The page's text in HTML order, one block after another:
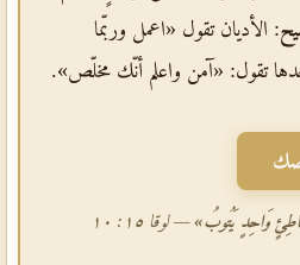
: الأديان تقول «اعمل وربّما
تقول: «آمن واعلم أنّك مخلّص».
وَاحِدٍ يَتُوبُ»— لوقا ١٥: ١٠